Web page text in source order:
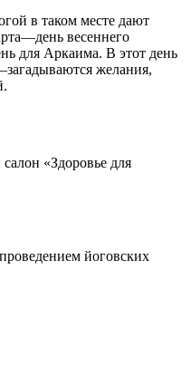
в таком месте дают
весеннего
для Аркаима. В этот день
желания,
«Здоровье для
йоговских